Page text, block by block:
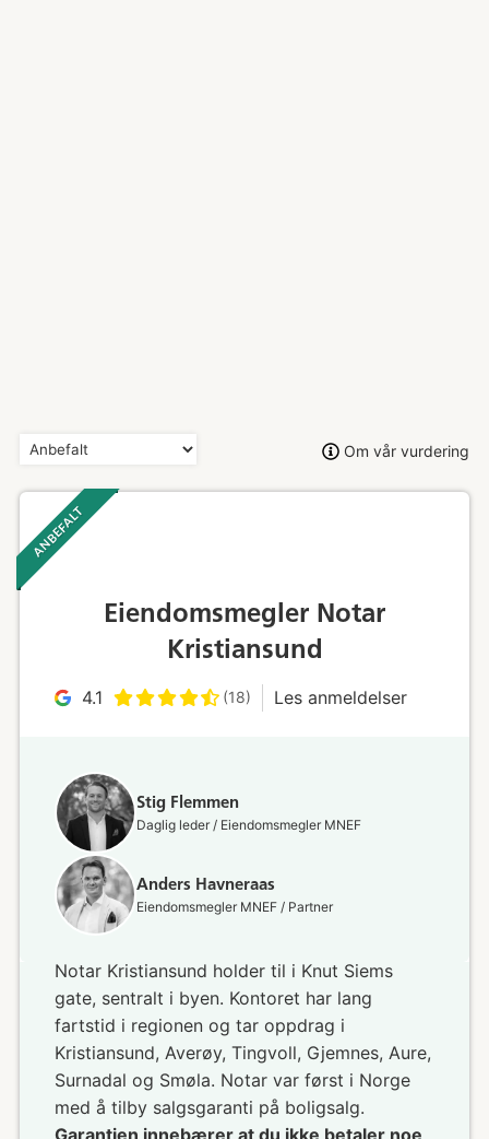
Om vår vurdering
ANBEFALT ‎ ‎ ‎
Eiendomsmegler Notar
Kristiansund
4.1 (18) Les anmeldelser
Stig Flemmen
Daglig leder / Eiendomsmegler MNEF
Anders Havneraas
Eiendomsmegler MNEF / Partner
Notar Kristiansund holder til i Knut Siems
gate, sentralt i byen. Kontoret har lang
fartstid i regionen og tar oppdrag i
Kristiansund, Averøy, Tingvoll, Gjemnes, Aure,
Surnadal og Smøla. Notar var først i Norge
med å tilby salgsgaranti på boligsalg.